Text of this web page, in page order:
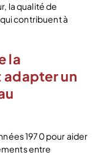
la qualité de
contribuent à
la
un
1970 pour aider
entre